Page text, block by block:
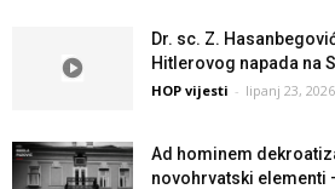
Dr. sc. Z.
Hitlerovog napada na
HOP vijesti - lipanj 23, 2026
Ad hominem
novohrvatski elementi